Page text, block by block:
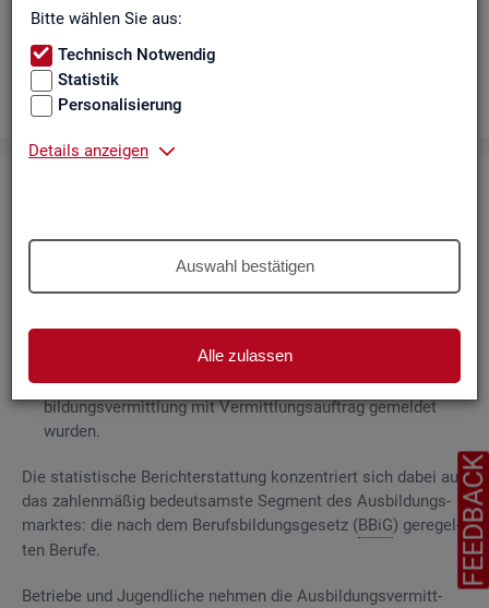
Bitte wählen Sie aus:
Technisch Notwendig
Statistik
Personalisierung
Details anzeigen
Auswahl bestätigen
Alle zulassen
wei­se Be­ru­fe. Neue Daten gibt es mo­nat­lich für März bis Sep­
DieAus­bil­dungs­markt­sta­tis­tik be­rich­tet über
Be­wer­be­rin­nen und Be­wer­ber für Be­rufs­aus­bil­
der Agen­tu­ren für Ar­beit undJob­cen­terzum Aus­bil­dungs­
markt in An­spruch neh­men, sowie
Be­rufs­aus­bil­dungs­stel­len, die beiAAundJCfür die Aus­
bil­dungs­ver­mitt­lung mit Ver­mitt­lungs­auf­trag ge­mel­det
wur­den.
Die sta­tis­ti­sche Be­richt­erstat­tung kon­zen­triert sich dabei auf
das zah­len­mä­ßig be­deut­sams­te Seg­ment des Aus­bil­dungs­
mark­tes: die nach dem Be­rufs­bil­dungs­ge­setz (BBiG) ge­re­gel­
ten Be­ru­fe.
Be­trie­be und Ju­gend­li­che neh­men die Aus­bil­dungs­ver­mitt­
FEEDBACK